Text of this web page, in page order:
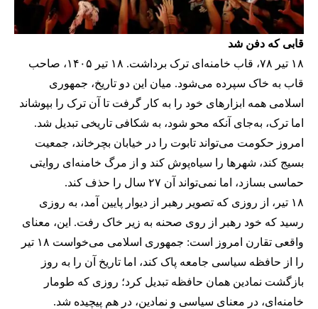
قابی که دفن شد
۱۸ تیر ۷۸، قاب خامنه‌ای ترک برداشت. ۱۸ تیر ۱۴۰۵، صاحب
قاب به خاک سپرده می‌شود. میان این دو تاریخ، جمهوری
اسلامی همه ابزارهای خود را به کار گرفت تا آن ترک را بپوشاند
اما ترک، به‌جای آنکه محو شود، به شکافی تاریخی تبدیل شد.
امروز حکومت می‌تواند تابوت را در خیابان بچرخاند، جمعیت
بسیج کند، شهرها را سیاه‌پوش کند و از مرگ خامنه‌ای روایتی
حماسی بسازد، اما نمی‌تواند آن ۲۷ سال را حذف کند.
۱۸ تیر، از روزی که تصویر رهبر از دیوار پایین آمد، به روزی
رسید که خود رهبر از روی صحنه به زیر خاک رفت. این، معنای
واقعی تقارن امروز است: جمهوری اسلامی می‌خواست ۱۸ تیر
را از حافظه سیاسی جامعه پاک کند، اما تاریخ آن را به روز
بازگشت نمادین همان حافظه تبدیل کرد؛ روزی که طومار
خامنه‌ای، در معنای سیاسی و نمادین، در هم پیچیده شد.